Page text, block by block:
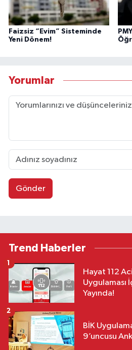
Faizsiz “Evim” Sisteminde
Yeni Dönem!
Yorumlar
Gönder
Trend Haberler
Hayat 112
Uygulaması
Yayında!
1
BİK
9’uncusu
2